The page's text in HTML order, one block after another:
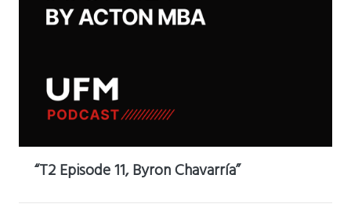
“T2 Episode 11, Byron Chavarría”